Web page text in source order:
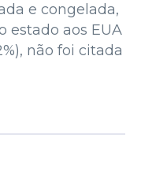
e congelada,
estado aos EUA
não foi citada